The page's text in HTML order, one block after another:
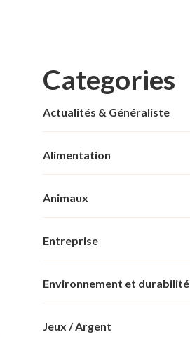
Categories
Actualités & Généraliste
Alimentation
Animaux
Entreprise
Environnement et durabilité
Jeux / Argent